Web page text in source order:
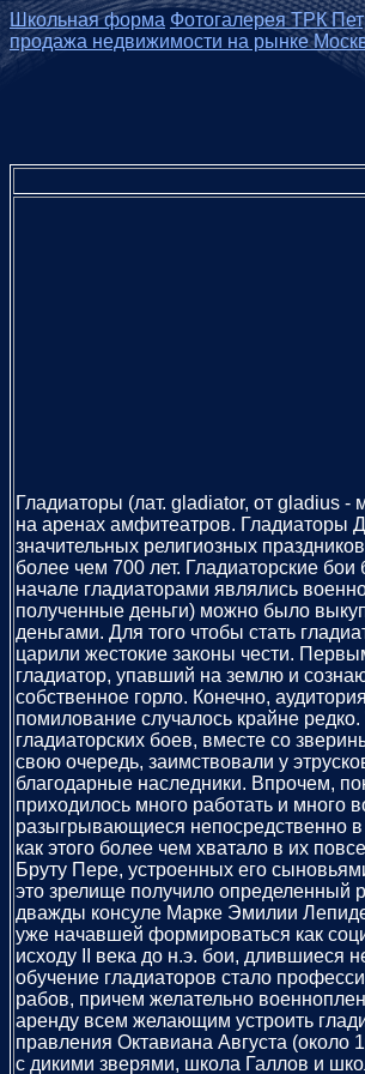
Школьная форма Фотогалерея ТРК
продажа недвижимости на рынке
Гладиаторы (лат. gladiator, от gladius
на аренах амфитеатров. Гладиаторы
значительных религиозных
более чем 700 лет. Гладиаторские
начале гладиаторами являлись
полученные деньги) можно было
деньгами. Для того чтобы стать
царили жестокие законы чести.
гладиатор, упавший на землю и
собственное горло. Конечно,
помилование случалось крайне
гладиаторских боев, вместе со
свою очередь, заимствовали у
благодарные наследники. Впрочем,
приходилось много работать и много
разыгрывающиеся непосредственно
как этого более чем хватало в их
Бруту Пере, устроенных его
это зрелище получило определенный
дважды консуле Марке Эмилии
уже начавшей формироваться как
исходу II века до н.э. бои, длившиеся
обучение гладиаторов стало
рабов, причем желательно
аренду всем желающим устроить
правления Октавиана Августа
с дикими зверями, школа Галлов и